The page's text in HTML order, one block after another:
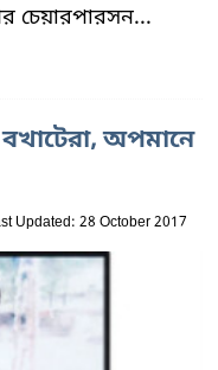
চেয়ারপারসন...
অপমানে
Updated: 28 October 2017